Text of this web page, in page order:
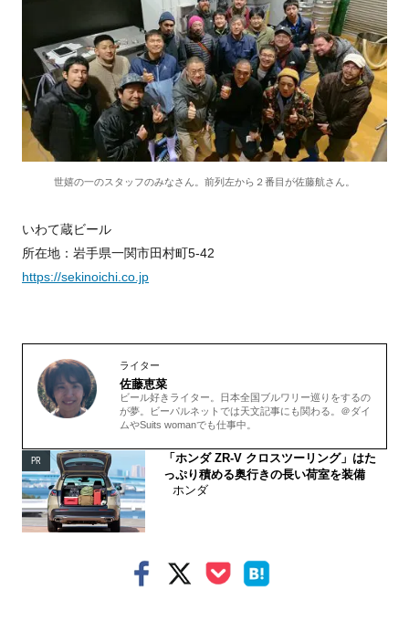
世嬉の一のスタッフのみなさん。前列左から２番目が佐藤航さん。
いわて蔵ビール
所在地：岩手県一関市田村町5-42
https://sekinoichi.co.jp
ライター
佐藤恵菜
ビール好きライター。日本全国ブルワリー巡りをするの
が夢。ビーパルネットでは天文記事にも関わる。＠ダイ
ムやSuits womanでも仕事中。
PR
「ホンダ ZR-V クロスツーリング」はた
っぷり積める奥行きの長い荷室を装備
ホンダ